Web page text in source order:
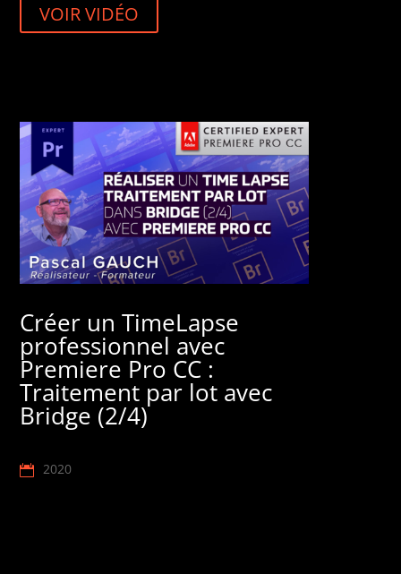
VOIR VIDÉO
Créer un TimeLapse
professionnel avec
Premiere Pro CC :
Traitement par lot avec
Bridge (2/4)
2020